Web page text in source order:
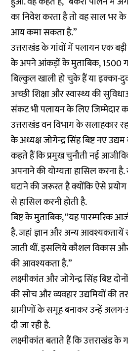
का निवेश करता है तो वह साल भर
आय कमा सकता है.”
उत्तराखंड के गांवों में पलायन एक
के अपने आंकड़ों के मुताबिक, 1500
बिल्कुल खाली हो चुके हैं या इक्का-
अच्छी शिक्षा और स्वास्थ्य की
संकट भी पलायन के लिए जिम्मेदार
उत्तराखंड वन विभाग के
के अध्यक्ष जोगेन्द्र सिंह बिष्ट नए
कहते हैं कि प्रमुख चुनौती नई
अपनाने की योग्यता हासिल करना
घटाने की जरूरत है क्योंकि ऐसे प्रयोग
से हासिल करनी होती है.
बिष्ट के मुताबिक, “यह पारम्परिक
है. जहां ज्ञान और अन्य आवश्यकतायें
जाती थीं. इसलिये कौशल विकास
की आवश्यकता है.”
लक्ष्मीकांत और जोगेन्द्र सिंह बिष्ट
की सोच और व्यवहार उद्यमियों की
ग्रामीणों के समूह बनाकर उन्हें अलग-
दी जा रही है.
लक्ष्मीकांत बताते हैं कि उत्तराखंड